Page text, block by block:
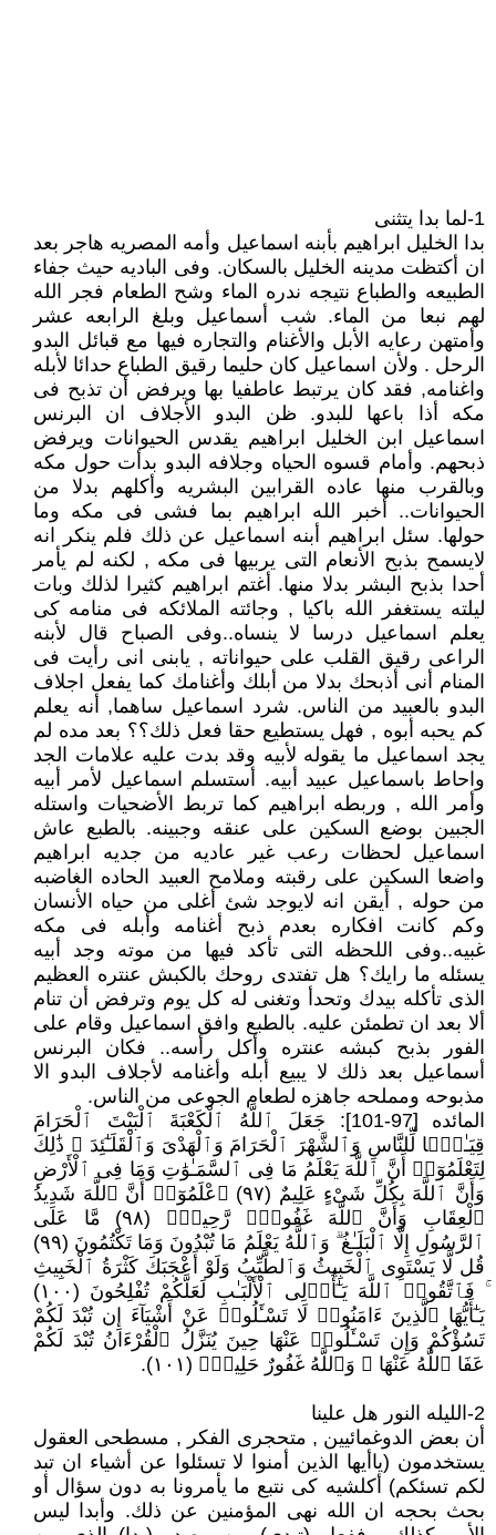
1-لما بدا يتثنى
بدا الخليل ابراهيم بأبنه اسماعيل وأمه المصريه هاجر بعد
ان أكتظت مدينه الخليل بالسكان. وفى الباديه حيث جفاء
الطبيعه والطباع نتيجه ندره الماء وشح الطعام فجر الله
لهم نبعا من الماء. شب أسماعيل وبلغ الرابعه عشر
وأمتهن رعايه الأبل والأغنام والتجاره فيها مع قبائل البدو
الرحل . ولأن اسماعيل كان حليما رقيق الطباع حدائا لأبله
واغنامه, فقد كان يرتبط عاطفيا بها ويرفض أن تذبح فى
مكه أذا باعها للبدو. ظن البدو الأجلاف ان البرنس
اسماعيل ابن الخليل ابراهيم يقدس الحيوانات ويرفض
ذبحهم. وأمام قسوه الحياه وجلافه البدو بدأت حول مكه
وبالقرب منها عاده القرابين البشريه وأكلهم بدلا من
الحيوانات.. أخبر الله ابراهيم بما فشى فى مكه وما
حولها. سئل ابراهيم أبنه اسماعيل عن ذلك فلم ينكر انه
لايسمح بذبح الأنعام التى يربيها فى مكه , لكنه لم يأمر
أحدا بذبح البشر بدلا منها. أغتم ابراهيم كثيرا لذلك وبات
ليلته يستغفر الله باكيا , وجائته الملائكه فى منامه كى
يعلم اسماعيل درسا لا ينساه..وفى الصباح قال لأبنه
الراعى رقيق القلب على حيواناته , يابنى انى رأيت فى
المنام أنى أذبحك بدلا من أبلك وأغنامك كما يفعل اجلاف
البدو بالعبيد من الناس. شرد اسماعيل ساهما, أنه يعلم
كم يحبه أبوه , فهل يستطيع حقا فعل ذلك؟؟ بعد مده لم
يجد اسماعيل ما يقوله لأبيه وقد بدت عليه علامات الجد
واحاط باسماعيل عبيد أبيه. أستسلم اسماعيل لأمر أبيه
وأمر الله , وربطه ابراهيم كما تربط الأضحيات واستله
الجبين بوضع السكين على عنقه وجبينه. بالطبع عاش
اسماعيل لحظات رعب غير عاديه من جديه ابراهيم
واضعا السكين على رقبته وملامح العبيد الحاده الغاضبه
من حوله , أيقن انه لايوجد شئ أغلى من حياه الأنسان
وكم كانت افكاره بعدم ذبح أغنامه وأبله فى مكه
غبيه..وفى اللحظه التى تأكد فيها من موته وجد أبيه
يسئله ما رايك؟ هل تفتدى روحك بالكبش عنتره العظيم
الذى تأكله بيدك وتحدأ وتغنى له كل يوم وترفض أن تنام
ألا بعد ان تطمئن عليه. بالطبع وافق اسماعيل وقام على
الفور بذبح كبشه عنتره وأكل رأسه.. فكان البرنس
أسماعيل بعد ذلك لا يبيع أبله وأغنامه لأجلاف البدو الا
مذبوحه ومملحه جاهزه لطعام الجوعى من الناس.
المائده [97-101]: جَعَلَ ٱللَّهُ ٱلْكَعْبَةَ ٱلْبَيْتَ ٱلْحَرَامَ
قِيَـٰمًۭا لِّلنَّاسِ وَٱلشَّهْرَ ٱلْحَرَامَ وَٱلْهَدْىَ وَٱلْقَلَـٰٓئِدَ ۚ ذَٰلِكَ
لِتَعْلَمُوٓا۟ أَنَّ ٱللَّهَ يَعْلَمُ مَا فِى ٱلسَّمَـٰوَٰتِ وَمَا فِى ٱلْأَرْضِ
وَأَنَّ ٱللَّهَ بِكُلِّ شَىْءٍ عَلِيمٌ (٩٧) ٱعْلَمُوٓا۟ أَنَّ ٱللَّهَ شَدِيدُ
ٱلْعِقَابِ وَأَنَّ ٱللَّهَ غَفُورٌۭ رَّحِيمٌۭ (٩٨) مَّا عَلَى
ٱلرَّسُولِ إِلَّا ٱلْبَلَـٰغُ ۗ وَٱللَّهُ يَعْلَمُ مَا تُبْدُونَ وَمَا تَكْتُمُونَ (٩٩)
قُل لَّا يَسْتَوِى ٱلْخَبِيثُ وَٱلطَّيِّبُ وَلَوْ أَعْجَبَكَ كَثْرَةُ ٱلْخَبِيثِ
ۚ فَٱتَّقُوا۟ ٱللَّهَ يَـٰٓأُو۟لِى ٱلْأَلْبَـٰبِ لَعَلَّكُمْ تُفْلِحُونَ (١٠٠)
يَـٰٓأَيُّهَا ٱلَّذِينَ ءَامَنُوا۟ لَا تَسْـَٔلُوا۟ عَنْ أَشْيَآءَ إِن تُبْدَ لَكُمْ
تَسُؤْكُمْ وَإِن تَسْـَٔلُوا۟ عَنْهَا حِينَ يُنَزَّلُ ٱلْقُرْءَانُ تُبْدَ لَكُمْ
عَفَا ٱللَّهُ عَنْهَا ۗ وَٱللَّهُ غَفُورٌ حَلِيمٌۭ (١٠١).
2-الليله النور هل علينا
أن بعض الدوغمائيين , متحجرى الفكر , مسطحى العقول
يستخدمون (ياأيها الذين أمنوا لا تسئلوا عن أشياء ان تبد
لكم تسئكم) أكلشيه كى نتبع ما يأمرونا به دون سؤال أو
بحث بحجه ان الله نهى المؤمنين عن ذلك. وأبدا ليس